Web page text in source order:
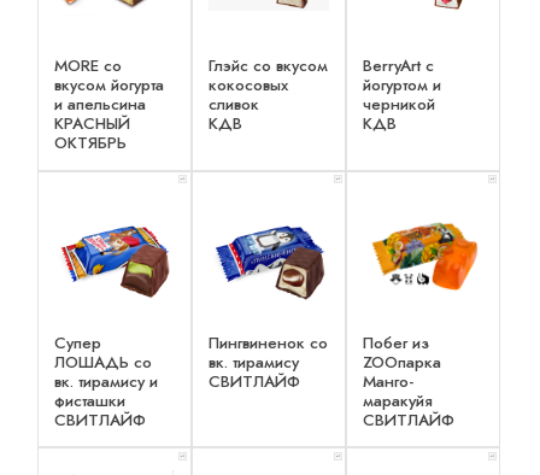
MORE со
вкусом йогурта
и апельсина
КРАСНЫЙ
ОКТЯБРЬ
Глэйс со вкусом
кокосовых
сливок
КДВ
BerryArt c
йогуртом и
черникой
КДВ
x 1
Супер
ЛОШАДЬ со
вк. тирамису и
фисташки
СВИТЛАЙФ
x 1
Пингвиненок со
вк. тирамису
СВИТЛАЙФ
x 1
Побег из
ZOOпарка
Манго-
маракуйя
СВИТЛАЙФ
x 1 x 1 x 1